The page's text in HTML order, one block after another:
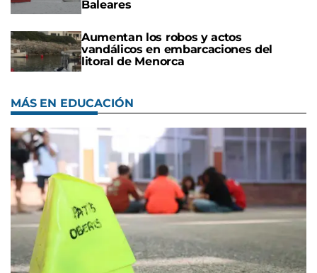
Baleares
Aumentan los robos y actos
vandálicos en embarcaciones del
litoral de Menorca
MÁS EN EDUCACIÓN